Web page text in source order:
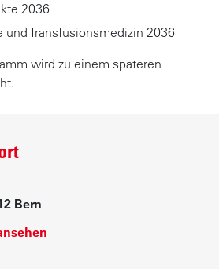
2036
Transfusionsmedizin 2036
wird zu einem späteren
Bern